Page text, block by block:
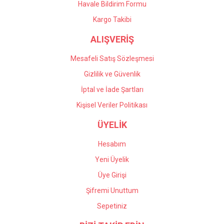
Gönder
Havale Bildirim Formu
Kargo Takibi
ALIŞVERİŞ
Mesafeli Satış Sözleşmesi
Gizlilik ve Güvenlik
İptal ve İade Şartları
Kişisel Veriler Politikası
ÜYELİK
Hesabım
Yeni Üyelik
Üye Girişi
Şifremi Unuttum
Sepetiniz